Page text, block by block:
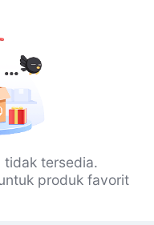
tidak tersedia.
produk favorit